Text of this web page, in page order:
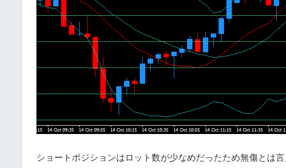
ショートポジションはロット数が少なめだったため無傷とは